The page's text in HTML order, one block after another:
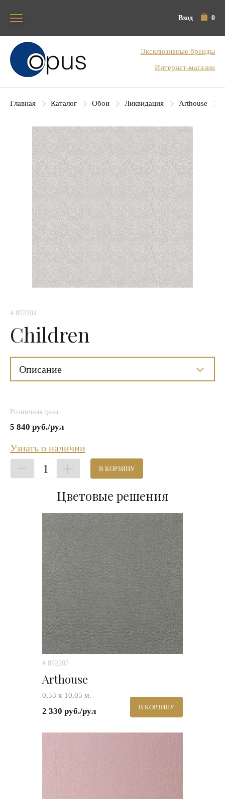
Вход 0
Блок поиска
Эксклюзивные бренды
Интернет-магазин
Главная Каталог Обои Ликвидация Arthouse
# 892204
Children
Описание
Розничная цена:
5 840 руб./рул
Узнать о наличии
1 В КОРЗИНУ
Цветовые решения
# 892207
Arthouse
0,53 х 10,05 м.
2 330 руб./рул В КОРЗИНУ